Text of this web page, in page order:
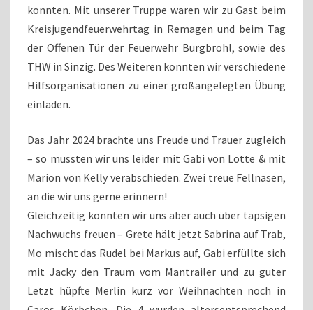
konnten. Mit unserer Truppe waren wir zu Gast beim
Kreisjugendfeuerwehrtag in Remagen und beim Tag
der Offenen Tür der Feuerwehr Burgbrohl, sowie des
THW in Sinzig. Des Weiteren konnten wir verschiedene
Hilfsorganisationen zu einer großangelegten Übung
einladen.
Das Jahr 2024 brachte uns Freude und Trauer zugleich
– so mussten wir uns leider mit Gabi von Lotte & mit
Marion von Kelly verabschieden. Zwei treue Fellnasen,
an die wir uns gerne erinnern!
Gleichzeitig konnten wir uns aber auch über tapsigen
Nachwuchs freuen – Grete hält jetzt Sabrina auf Trab,
Mo mischt das Rudel bei Markus auf, Gabi erfüllte sich
mit Jacky den Traum vom Mantrailer und zu guter
Letzt hüpfte Merlin kurz vor Weihnachten noch in